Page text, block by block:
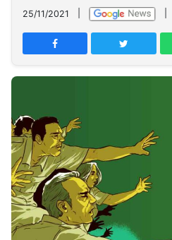
Network
PT
TREETAN
INDONESIA
Partner
Insight
NTB
Suara
Time
Lens
IDN
Daily
Jogja
Jalan
Rakyat
Idealita
News
Kita
Notice
Dinamikapost.com
Radar
Baru
Seedbacklink
Follow
Kabarbaru
25/11/2021